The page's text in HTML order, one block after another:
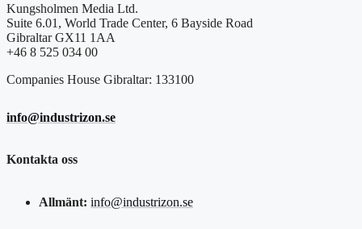
Kungsholmen Media Ltd.
Suite 6.01, World Trade Center, 6 Bayside Road
Gibraltar GX11 1AA
+46 8 525 034 00
Companies House Gibraltar: 133100
info@industrizon.se
Kontakta oss
Allmänt: info@industrizon.se